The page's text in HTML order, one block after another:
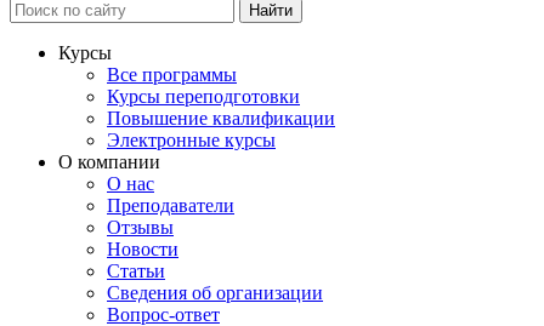
Найти
Курсы
Все программы
Курсы переподготовки
Повышение квалификации
Электронные курсы
О компании
О нас
Преподаватели
Отзывы
Новости
Статьи
Сведения об организации
Вопрос-ответ